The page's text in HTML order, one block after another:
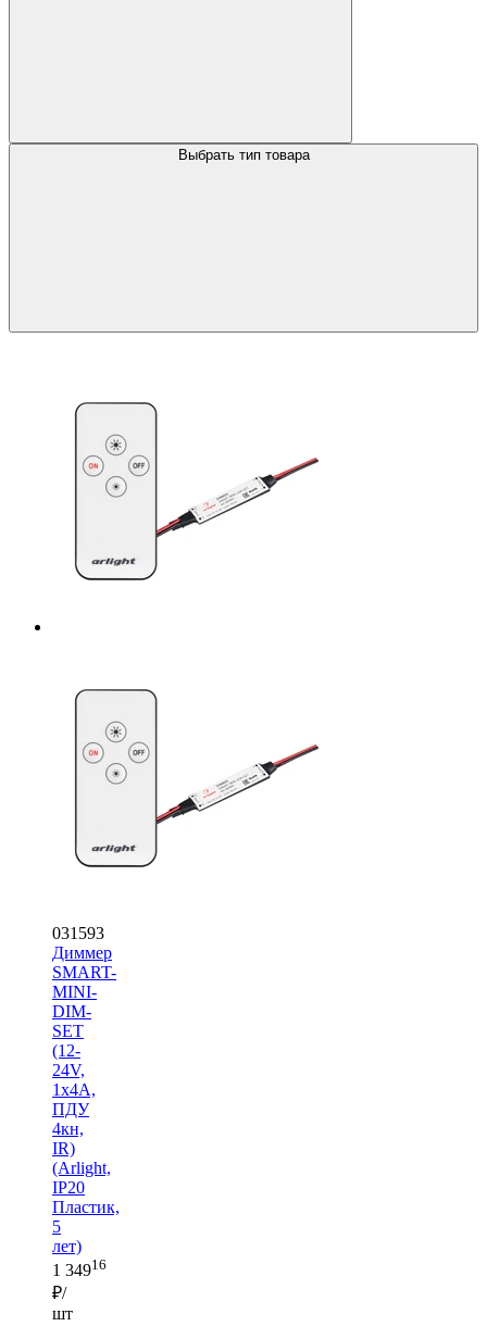
Выбрать тип товара
031593
Диммер
SMART-
MINI-
DIM-
SET
(12-
24V,
1x4A,
ПДУ
4кн,
IR)
(Arlight,
IP20
Пластик,
5
лет)
1 34916
₽/
шт